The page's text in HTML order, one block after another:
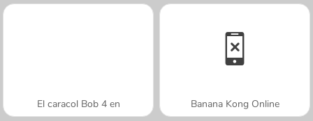
El caracol Bob 4 en Banana Kong Online